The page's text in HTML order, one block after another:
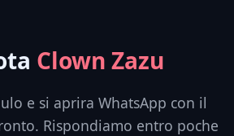
Clown Zazu
e si aprira WhatsApp con il
Rispondiamo entro poche